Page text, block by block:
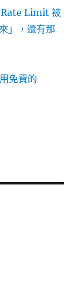
Rate Limit 被
」，還有那
免費的